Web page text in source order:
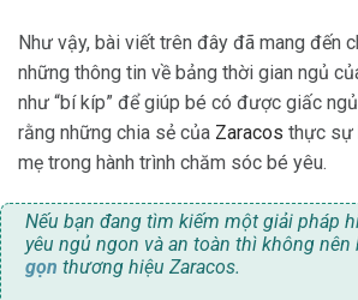
Như vậy, bài viết trên đây đã mang đến
những thông tin về bảng thời gian ngủ
như “bí kíp” để giúp bé có được giấc
rằng những chia sẻ của Zaracos thực sự
mẹ trong hành trình chăm sóc bé yêu.
Nếu bạn đang tìm kiếm một giải pháp
yêu ngủ ngon và an toàn thì không nên
gọn thương hiệu Zaracos.